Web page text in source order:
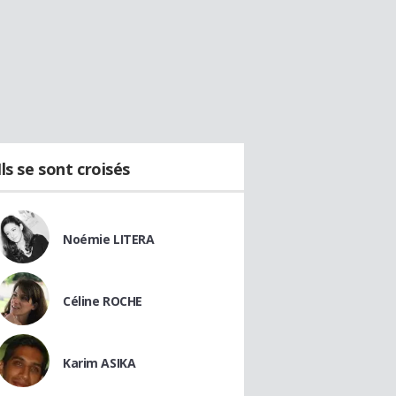
se sont croisés
Noémie LITERA
Céline ROCHE
Karim ASIKA